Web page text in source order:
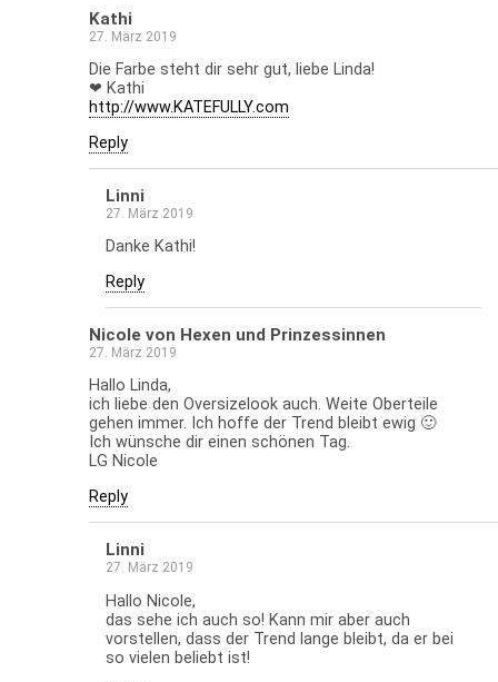
Kathi
27. März 2019
Die Farbe steht dir sehr gut, liebe Linda!
❤ Kathi
http://www.KATEFULLY.com
Reply
Linni
27. März 2019
Danke Kathi!
Reply
Nicole von Hexen und Prinzessinnen
27. März 2019
Hallo Linda,
ich liebe den Oversizelook auch. Weite Oberteile
gehen immer. Ich hoffe der Trend bleibt ewig 🙂
Ich wünsche dir einen schönen Tag.
LG Nicole
Reply
Linni
27. März 2019
Hallo Nicole,
das sehe ich auch so! Kann mir aber auch
vorstellen, dass der Trend lange bleibt, da er bei
so vielen beliebt ist!